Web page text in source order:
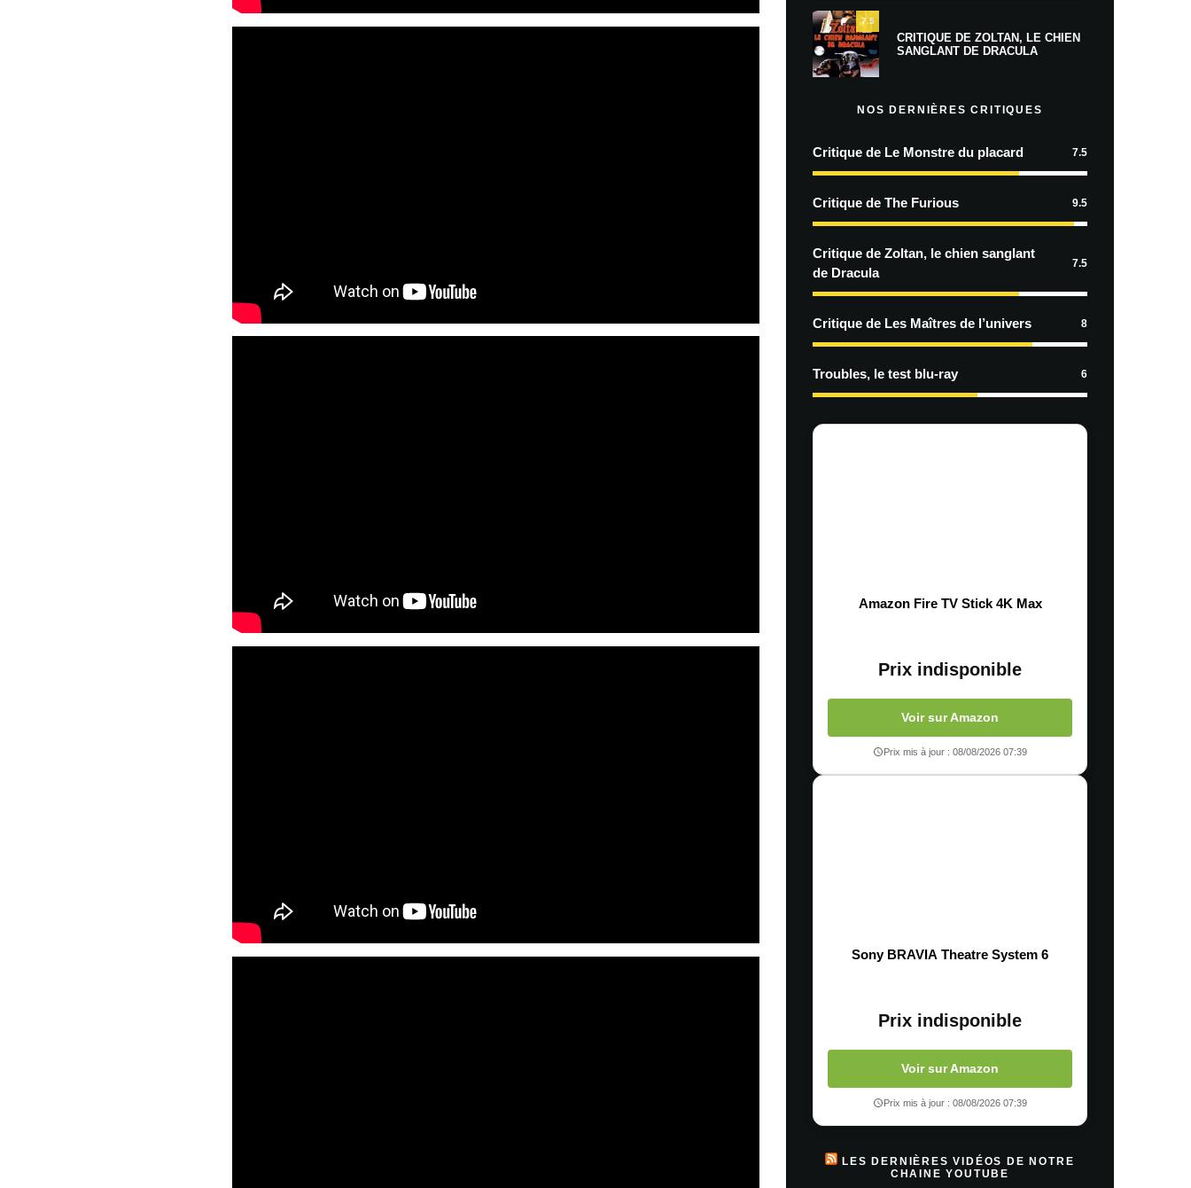
7.5
CRITIQUE DE ZOLTAN, LE CHIEN
SANGLANT DE DRACULA
NOS DERNIÈRES CRITIQUES
Critique de Le Monstre du placard 7.5
Critique de The Furious 9.5
Critique de Zoltan, le chien sanglant
de Dracula
7.5
Critique de Les Maîtres de l’univers 8
Troubles, le test blu-ray 6
Amazon Fire TV Stick 4K Max
Prix indisponible
Voir sur Amazon
Prix mis à jour : 08/08/2026 07:39
Sony BRAVIA Theatre System 6
Prix indisponible
Voir sur Amazon
Prix mis à jour : 08/08/2026 07:39
LES DERNIÈRES VIDÉOS DE NOTRE
CHAINE YOUTUBE